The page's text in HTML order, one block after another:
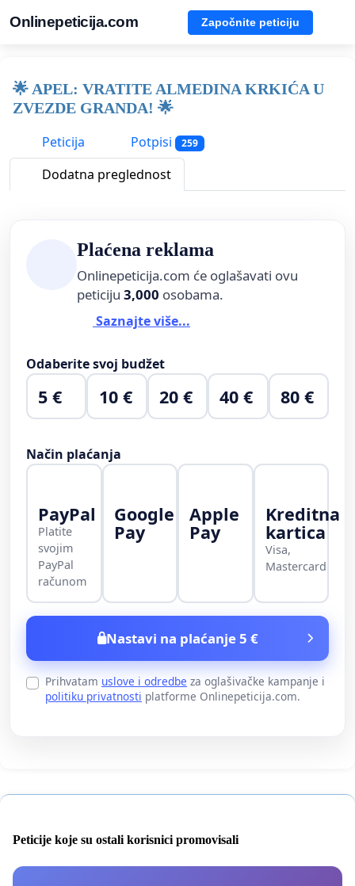
Onlinepeticija.com Započnite peticiju
🌟 APEL: VRATITE ALMEDINA KRKIĆA U
ZVEZDE GRANDA! 🌟
Peticija
Potpisi 259
Dodatna preglednost
Plaćena reklama
Onlinepeticija.com će oglašavati ovu
peticiju 3,000 osobama.
Saznajte više...
Odaberite svoj budžet
5 € 10 € 20 € 40 € 80 €
Način plaćanja
PayPal
Platite
svojim
PayPal
računom
Google
Pay
Apple
Pay
Kreditna
kartica
Visa,
Mastercard
Nastavi na plaćanje 5 €
Prihvatam uslove i odredbe za oglašivačke kampanje i
politiku privatnosti platforme Onlinepeticija.com.
Peticije koje su ostali korisnici promovisali